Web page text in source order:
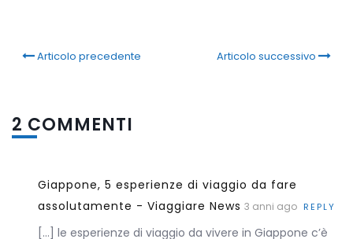
Articolo precedente Articolo successivo
2 COMMENTI
Giappone, 5 esperienze di viaggio da fare
assolutamente - Viaggiare News 3 anni ago REPLY
[…] le esperienze di viaggio da vivere in Giappone c’è